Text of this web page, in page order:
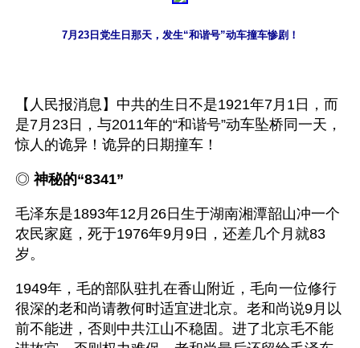
7月23日党生日那天，发生“和谐号”动车撞车惨剧！
【人民报消息】中共的生日不是1921年7月1日，而
是7月23日，与2011年的“和谐号”动车坠桥同一天，
惊人的诡异！诡异的日期撞车！
◎ 神秘的“8341”
毛泽东是1893年12月26日生于湖南湘潭韶山冲一个
农民家庭，死于1976年9月9日，还差几个月就83
岁。
1949年，毛的部队驻扎在香山附近，毛向一位修行
很深的老和尚请教何时适宜进北京。老和尚说9月以
前不能进，否则中共江山不稳固。进了北京毛不能